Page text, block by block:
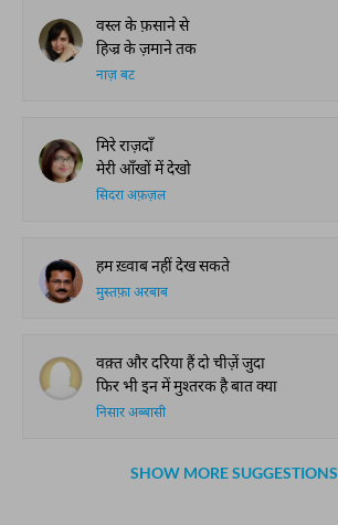
वस्ल के फ़साने से
हिज्र के ज़माने तक
नाज़ बट
मिरे राज़दाँ
मेरी आँखों में देखो
सिदरा अफ़ज़ल
हम ख़्वाब नहीं देख सकते
मुस्तफ़ा अरबाब
वक़्त और दरिया हैं दो चीज़ें जुदा
फिर भी इन में मुश्तरक है बात क्या
निसार अब्बासी
SHOW MORE SUGGESTIONS